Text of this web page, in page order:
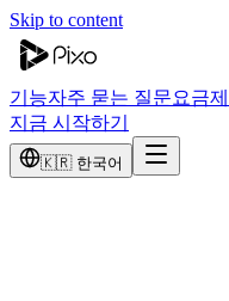
Skip to content
기능자주 묻는 질문요금제
지금 시작하기
🇰🇷 한국어